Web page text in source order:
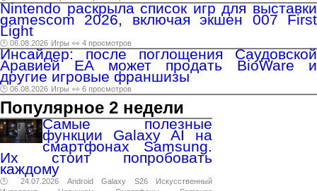
Nintendo раскрыла список игр для выставки
gamescom 2026, включая экшен 007 First
Light
🕑 06.08.2026 Игры 👀 4 просмотров
Инсайдер: после поглощения Саудовской
Аравией EA может продать BioWare и
другие игровые франшизы
🕑 06.08.2026 Игры 👀 6 просмотров
Популярное 2 недели
Самые полезные
функции Galaxy AI на
смартфонах Samsung.
Их стоит попробовать
каждому
🕑 24.07.2026 Android Galaxy S26
Искусственный